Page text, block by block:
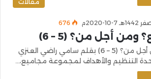
676
ومن أجل من؟ (5 – 6)
لماذا التطبيع؟ ومن أجل من؟ (5 – 6) بقلم سامي راضي العنزي
التنظيم والأهداف لمجموعة مجاميع،…